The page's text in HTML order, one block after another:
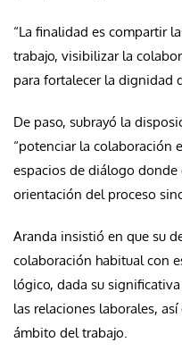
“La finalidad es compartir
trabajo, visibilizar la
para fortalecer la dignidad
De paso, subrayó la
“potenciar la colaboración
espacios de diálogo
orientación del proceso
Aranda insistió en que su
colaboración habitual con
lógico, dada su
las relaciones laborales,
ámbito del trabajo.